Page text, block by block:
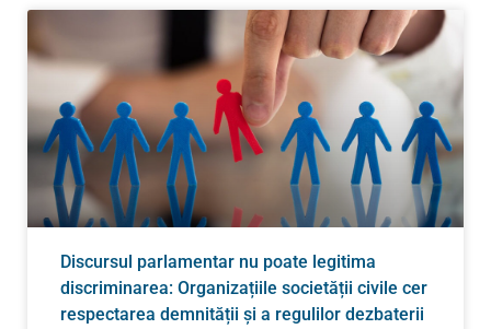
Discursul parlamentar nu poate legitima
discriminarea: Organizațiile societății civile cer
respectarea demnității și a regulilor dezbaterii